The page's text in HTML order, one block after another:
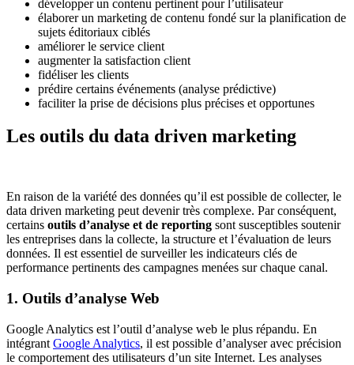
développer un contenu pertinent pour l’utilisateur
élaborer un marketing de contenu fondé sur la planification de
sujets éditoriaux ciblés
améliorer le service client
augmenter la satisfaction client
fidéliser les clients
prédire certains événements (analyse prédictive)
faciliter la prise de décisions plus précises et opportunes
Les outils du data driven marketing
En raison de la variété des données qu’il est possible de collecter, le
data driven marketing peut devenir très complexe. Par conséquent,
certains outils d’analyse et de reporting sont susceptibles soutenir
les entreprises dans la collecte, la structure et l’évaluation de leurs
données. Il est essentiel de surveiller les indicateurs clés de
performance pertinents des campagnes menées sur chaque canal.
1. Outils d’analyse Web
Google Analytics est l’outil d’analyse web le plus répandu. En
intégrant Google Analytics, il est possible d’analyser avec précision
le comportement des utilisateurs d’un site Internet. Les analyses